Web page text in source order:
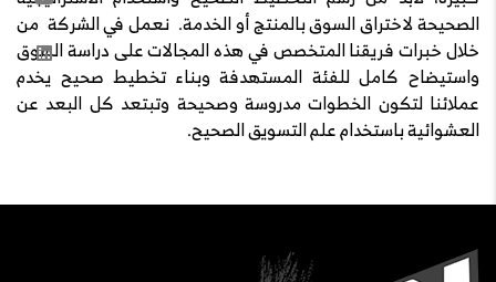
الصحيحة لاختراق السوق بالمنتج أو الخدمة. نعمل في الشركة من
خلال خبرات فريقنا المتخصص في هذه المجالات على دراسة السوق
واستيضاح كامل للفئة المستهدفة وبناء تخطيط صحيح يخدم
عملائنا لتكون الخطوات مدروسة وصحيحة وتبتعد كل البعد عن
العشوائية باستخدام علم التسويق الصحيح.